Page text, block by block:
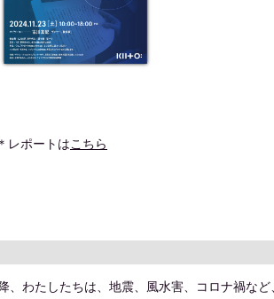
ポートはこちら
わたしたちは、地震、風水害、コロナ禍な